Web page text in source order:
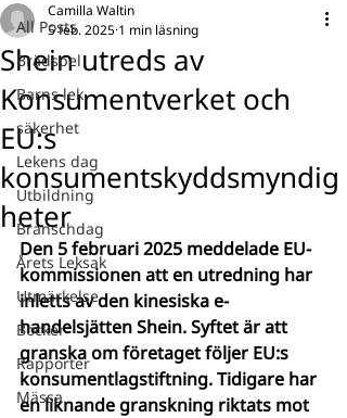
All Posts
Brädspel
Barns lek
säkerhet
Lekens dag
Utbildning
Branschdag
Årets Leksak
Utmärkelse
Böcker
Rapporter
Mässa
Shein utreds av
Konsumentverket och
EU:s
konsumentskyddsmyndig
heter
Camilla Waltin
5 feb. 2025 1 min läsning
Den 5 februari 2025 meddelade EU-
kommissionen att en utredning har
inletts av den kinesiska e-
handelsjätten Shein. Syftet är att
granska om företaget följer EU:s
konsumentlagstiftning. Tidigare har
en liknande granskning riktats mot